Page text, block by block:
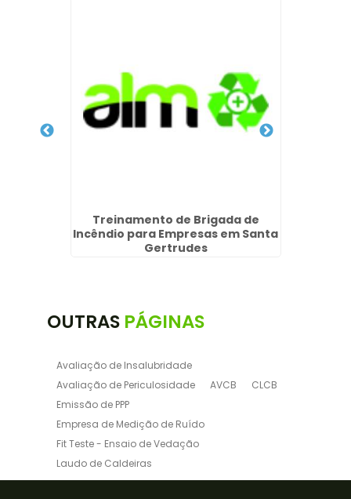
Treinamento de Brigada de
Incêndio para Empresas em Santa
Gertrudes
OUTRAS PÁGINAS
Avaliação de Insalubridade
Avaliação de Periculosidade
AVCB
CLCB
Emissão de PPP
Empresa de Medição de Ruído
Fit Teste - Ensaio de Vedação
Laudo de Caldeiras
Laudo de Insalubridade NR15